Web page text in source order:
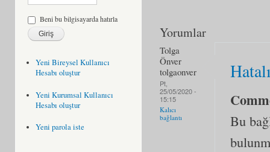
Beni bu bilgisayarda hatırla
Yeni Bireysel Kullanıcı
Hesabı oluştur
Yeni Kurumsal Kullanıcı
Hesabı oluştur
Yeni parola iste
Yorumlar
Tolga
Önver
tolgaonver
Pt,
25/05/2020 -
15:15
Kalıcı
bağlantı
Bu